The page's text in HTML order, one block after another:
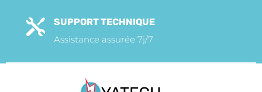

SUPPORT TECHNIQUE
Assistance assurée 7j/7